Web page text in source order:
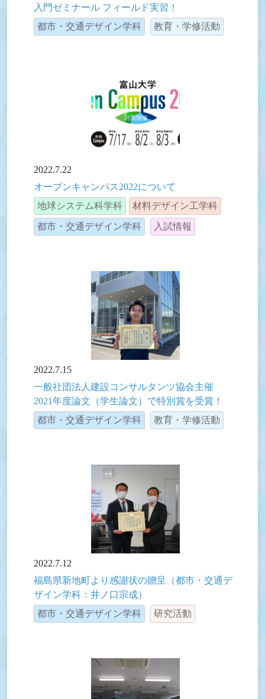
入門ゼミナール フィールド実習！
都市・交通デザイン学科
教育・学修活動
2022.7.22
オープンキャンパス2022について
地球システム科学科
材料デザイン工学科
都市・交通デザイン学科 入試情報
2022.7.15
一般社団法人建設コンサルタンツ協会主催
2021年度論文（学生論文）で特別賞を受賞！
都市・交通デザイン学科
教育・学修活動
2022.7.12
福島県新地町より感謝状の贈呈（都市・交通デ
ザイン学科：井ノ口宗成）
都市・交通デザイン学科
研究活動